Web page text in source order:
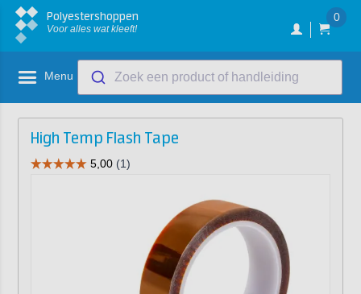
Polyestershoppen
Voor alles wat kleeft!
0
Menu Zoek een product of handleiding
High Temp Flash Tape